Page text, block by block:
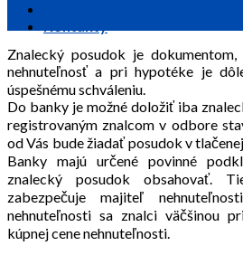
mar
Znalecký posudok je
nehnuteľnosť a pri hypotéke je
úspešnému schváleniu.
Do banky je možné doložiť iba
registrovaným znalcom v odbore
od Vás bude žiadať posudok v
Banky majú určené povinné
znalecký posudok obsahovať.
zabezpečuje majiteľ
nehnuteľnosti sa znalci väčšinou
kúpnej cene nehnuteľnosti.